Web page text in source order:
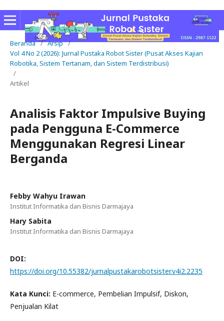
Beranda / Arsip /
Vol 4 No 2 (2026): Jurnal Pustaka Robot Sister (Pusat Akses Kajian
Robotika, Sistem Tertanam, dan Sistem Terdistribusi)
/
Artikel
Analisis Faktor Impulsive Buying
pada Pengguna E-Commerce
Menggunakan Regresi Linear
Berganda
Febby Wahyu Irawan
Institut Informatika dan Bisnis Darmajaya
Hary Sabita
Institut Informatika dan Bisnis Darmajaya
DOI:
https://doi.org/10.55382/jurnalpustakarobotsister.v4i2.2235
Kata Kunci: E-commerce, Pembelian Impulsif, Diskon,
Penjualan Kilat